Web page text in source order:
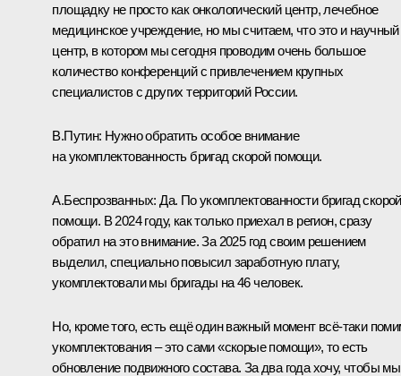
площадку не просто как онкологический центр, лечебное
медицинское учреждение, но мы считаем, что это и научный
центр, в котором мы сегодня проводим очень большое
количество конференций с привлечением крупных
специалистов с других территорий России.
В.Путин: Нужно обратить особое внимание
на укомплектованность бригад скорой помощи.
А.Беспрозванных:Да. По укомплектованности бригад скорой
помощи. В 2024 году, как только приехал в регион, сразу
обратил на это внимание. За 2025 год своим решением
выделил, специально повысил заработную плату,
укомплектовали мы бригады на 46 человек.
Но, кроме того, есть ещё один важный момент всё-таки
укомплектования – это сами «скорые помощи», то есть
обновление подвижного состава. За два года хочу, чтобы мы